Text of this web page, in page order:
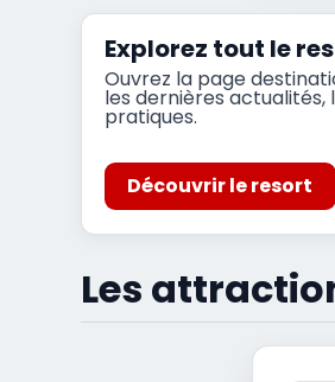
Explorez tout le
Ouvrez la page
les dernières
pratiques.
Découvrir le resort
Les